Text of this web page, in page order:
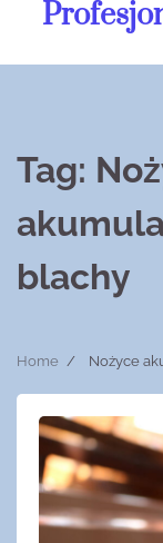
content
Tag:
blachy
Home Nożyce